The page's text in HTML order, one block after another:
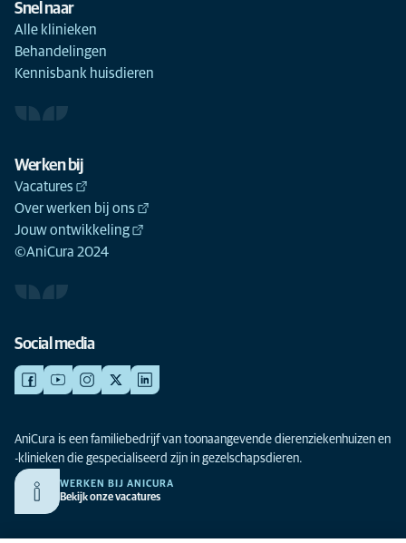
Snel naar
Alle klinieken
Behandelingen
Kennisbank huisdieren
Werken bij
Vacatures
Over werken bij ons
Jouw ontwikkeling
©AniCura 2024
Social media
AniCura is een familiebedrijf van toonaangevende dierenziekenhuizen en
-klinieken die gespecialiseerd zijn in gezelschapsdieren.
WERKEN BIJ ANICURA
Bekijk onze vacatures